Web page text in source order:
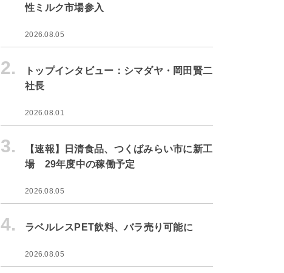
性ミルク市場参入
2026.08.05
2.
トップインタビュー：シマダヤ・岡田賢二
社長
2026.08.01
3.
【速報】日清食品、つくばみらい市に新工
場 29年度中の稼働予定
2026.08.05
4. ラベルレスPET飲料、バラ売り可能に
2026.08.05